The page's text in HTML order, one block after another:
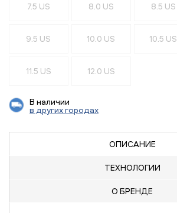
7.5 US
8.0 US 8.5 US
9.5 US 10.0 US 10.5 US
11.5 US 12.0 US
В наличии
в других городах
ОПИСАНИЕ
ТЕХНОЛОГИИ
О БРЕНДЕ